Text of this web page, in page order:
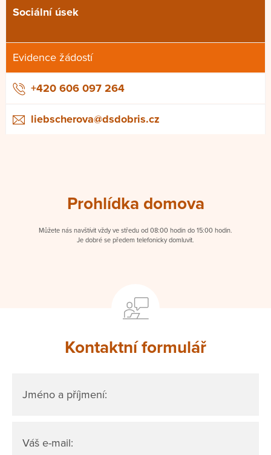
Sociální úsek
Evidence žádostí
+420 606 097 264
liebscherova@dsdobris.cz
Prohlídka domova
Můžete nás navštívit vždy ve středu od 08:00 hodin do 15:00 hodin.
Je dobré se předem telefonicky domluvit.
Kontaktní formulář
Jméno a příjmení:
Váš e-mail: